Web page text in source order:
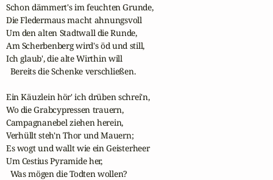
Schon dämmert's im feuchten Grunde,
Die Fledermaus macht ahnungsvoll
Um den alten Stadtwall die Runde,
Am Scherbenberg wird's öd und still,
Ich glaub', die alte Wirthin will
  Bereits die Schenke verschließen.
Ein Käuzlein hör' ich drüben schrei'n,
Wo die Grabcypressen trauern,
Campagnanebel ziehen herein,
Verhüllt steh'n Thor und Mauern;
Es wogt und wallt wie ein Geisterheer
Um Cestius Pyramide her,
  Was mögen die Todten wollen?